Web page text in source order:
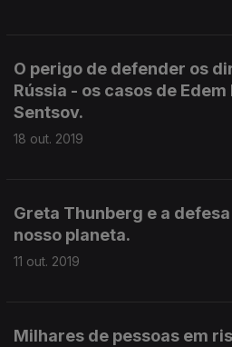
O perigo de defender os
Rússia - os casos de
Sentsov.
18 out. 2019
Greta Thunberg e a
nosso planeta.
11 out. 2019
Milhares de pessoas em